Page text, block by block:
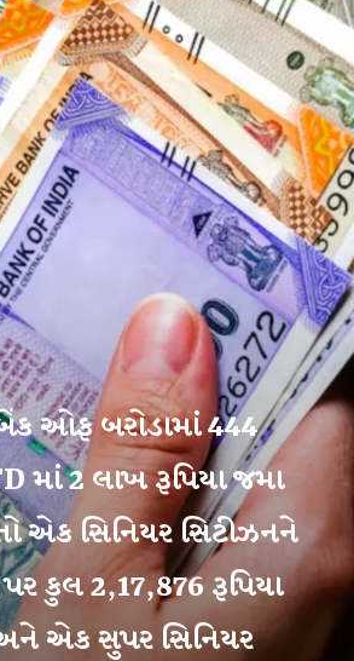
ઓફ બરોડામાં 444
માં 2 લાખ રૂપિયા જમા
એક સિનિયર સિટીઝનને
પર કુલ 2,17,876 રૂપિયા
એક સુપર સિનિયર